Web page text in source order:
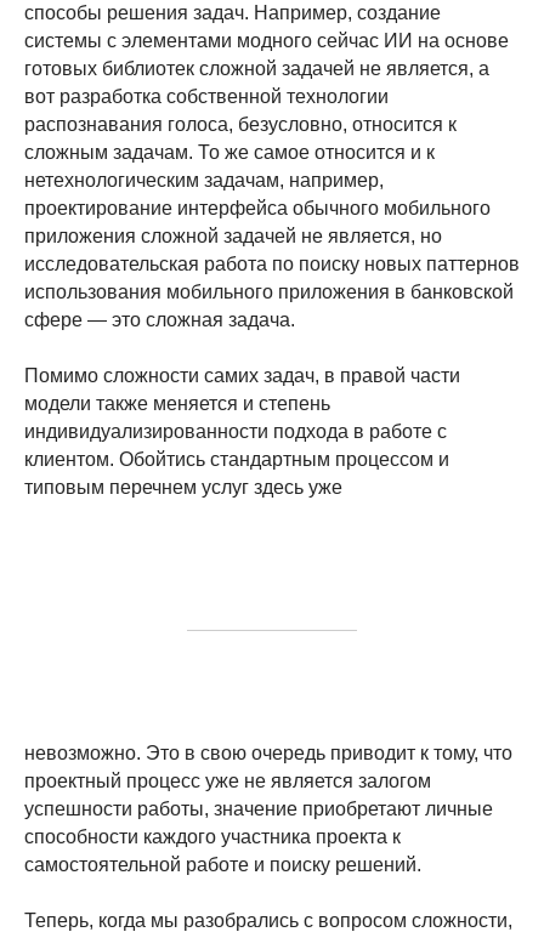
способы решения задач. Например, создание
системы с элементами модного сейчас ИИ на основе
готовых библиотек сложной задачей не является, а
вот разработка собственной технологии
распознавания голоса, безусловно, относится к
сложным задачам. То же самое относится и к
нетехнологическим задачам, например,
проектирование интерфейса обычного мобильного
приложения сложной задачей не является, но
исследовательская работа по поиску новых паттернов
использования мобильного приложения в банковской
сфере — это сложная задача.
Помимо сложности самих задач, в правой части
модели также меняется и степень
индивидуализированности подхода в работе с
клиентом. Обойтись стандартным процессом и
типовым перечнем услуг здесь уже
невозможно. Это в свою очередь приводит к тому, что
проектный процесс уже не является залогом
успешности работы, значение приобретают личные
способности каждого участника проекта к
самостоятельной работе и поиску решений.
Теперь, когда мы разобрались с вопросом сложности,